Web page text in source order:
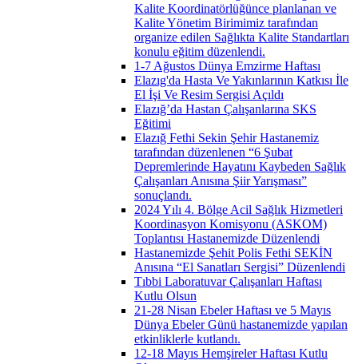
Kalite Koordinatörlüğünce planlanan ve
Kalite Yönetim Birimimiz tarafından
organize edilen Sağlıkta Kalite Standartları
konulu eğitim düzenlendi.
1-7 Ağustos Dünya Emzirme Haftası
Elazıg'da Hasta Ve Yakınlarının Katkısı İle
El İşi Ve Resim Sergisi Açıldı
Elazığ’da Hastan Çalışanlarına SKS
Eğitimi
Elazığ Fethi Sekin Şehir Hastanemiz
tarafından düzenlenen “6 Şubat
Depremlerinde Hayatını Kaybeden Sağlık
Çalışanları Anısına Şiir Yarışması”
sonuçlandı.
2024 Yılı 4. Bölge Acil Sağlık Hizmetleri
Koordinasyon Komisyonu (ASKOM)
Toplantısı Hastanemizde Düzenlendi
Hastanemizde Şehit Polis Fethi SEKİN
Anısına “El Sanatları Sergisi” Düzenlendi
Tıbbi Laboratuvar Çalışanları Haftası
Kutlu Olsun
21-28 Nisan Ebeler Haftası ve 5 Mayıs
Dünya Ebeler Günü hastanemizde yapılan
etkinliklerle kutlandı.
12-18 Mayıs Hemşireler Haftası Kutlu